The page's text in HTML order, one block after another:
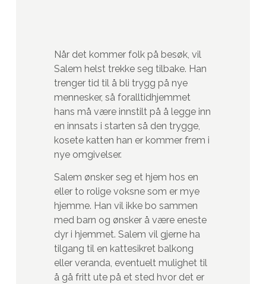
Når det kommer folk på besøk, vil
Salem helst trekke seg tilbake. Han
trenger tid til å bli trygg på nye
mennesker, så foralltidhjemmet
hans må være innstilt på å legge inn
en innsats i starten så den trygge,
kosete katten han er kommer frem i
nye omgivelser.
Salem ønsker seg et hjem hos en
eller to rolige voksne som er mye
hjemme. Han vil ikke bo sammen
med barn og ønsker å være eneste
dyr i hjemmet. Salem vil gjerne ha
tilgang til en kattesikret balkong
eller veranda, eventuelt mulighet til
å gå fritt ute på et sted hvor det er